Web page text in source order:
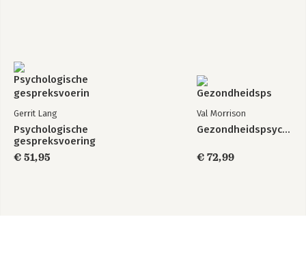
Gerrit Lang
Psychologische
gespreksvoering
€ 51,95
Val Morrison
Gezondheidspsychologie
€ 72,99